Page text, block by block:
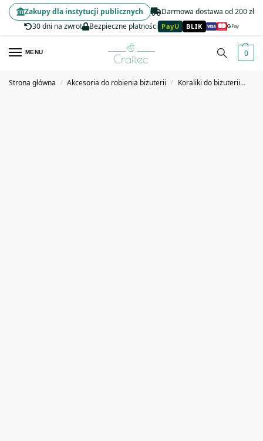
Darmowa dostawa od 200 zł
30 dni na zwrot
Bezpieczne płatności PayU BLIK
Zakupy dla instytucji publicznych
MENU 0
Strona główna / Akcesoria do robienia biżuterii / Koraliki do biżuterii